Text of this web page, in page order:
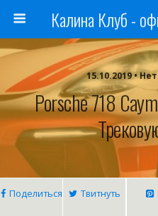
15.10.2019 •
Porsche 718
Поделиться Твитнуть